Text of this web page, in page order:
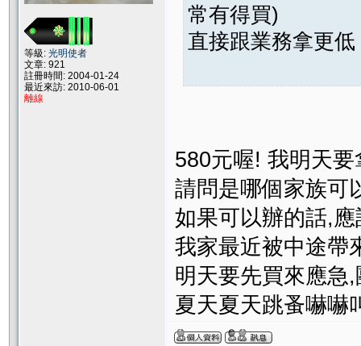
等級: 光明使者
文章: 921
註冊時間: 2004-01-24
最近來訪: 2010-06-01
離線
常有得買)
直接跟業務拿更低
580元喔! 我明天
請問是哪個家族可
如果可以辦的話,
我家最近被中途帶
明天要先買來應急
夏天夏天跳蚤嚇